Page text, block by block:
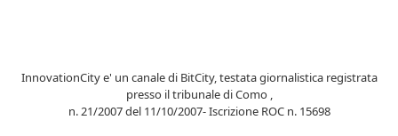
InnovationCity e' un canale di BitCity, testata giornalistica registrata
presso il tribunale di Como ,
n. 21/2007 del 11/10/2007- Iscrizione ROC n. 15698